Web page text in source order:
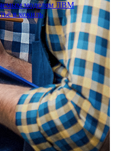
моделям ЛВМ
в кокиль